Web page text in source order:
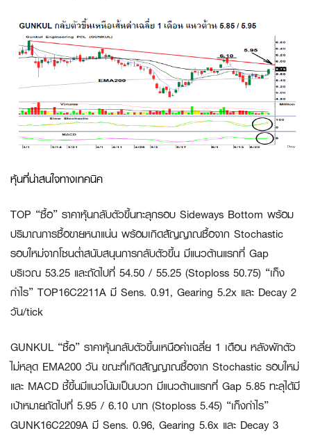
หุ้นที่น่าสนใจทางเทคนิค
TOP “ซื้อ” ราคาหุ้นกลับตัวขึ้นทะลุกรอบ Sideways Bottom พร้อม
ปริมาณการซื้อขายหนาแน่น พร้อมเกิดสัญญาณซื้อจาก Stochastic
รอบใหม่จากโซนต่ำสนับสนุนการกลับตัวขึ้น มีแนวต้านแรกที่ Gap
บริเวณ 53.25 และถัดไปที่ 54.50 / 55.25 (Stoploss 50.75) “เก็ง
กำไร” TOP16C2211A มี Sens. 0.91, Gearing 5.2x และ Decay 2
วัน/tick
GUNKUL “ซื้อ” ราคาหุ้นกลับตัวขึ้นเหนือค่าเฉลี่ย 1 เดือน หลังพักตัว
ไม่หลุด EMA200 วัน ขณะที่เกิดสัญญาณซื้อจาก Stochastic รอบใหม่
และ MACD ชี้ขึ้นมีแนวโน้มเป็นบวก มีแนวต้านแรกที่ Gap 5.85 ทะลุได้มี
เป้าหมายถัดไปที่ 5.95 / 6.10 บาท (Stoploss 5.45) “เก็งกำไร”
GUNK16C2209A มี Sens. 0.96, Gearing 5.6x และ Decay 3